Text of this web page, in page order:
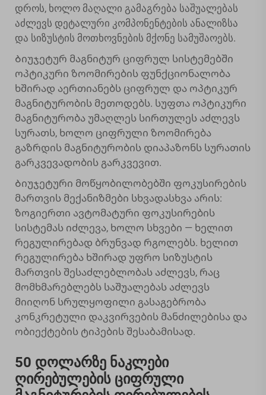
დროს, ხოლო მაღალი გამაგრება საშუალებას
აძლევს დეტალური კომპონენტების ანალიზსა
და სიზუსტის მოთხოვნების მქონე სამუშაოებს.
Ბიუჯეტურ მაგნიტურ ციფრულ სისტემებში
ოპტიკური ზოომირების ფუნქციონალობა
ხშირად აერთიანებს ციფრულ და ოპტიკურ
მაგნიტურობის მეთოდებს. სუფთა ოპტიკური
მაგნიტურობა უმაღლეს სირთულეს აძლევს
სურათს, ხოლო ციფრული ზოომირება
გაზრდის მაგნიტურობის დიაპაზონს სურათის
გარკვევადობის გარკვევით.
Ბიუჯეტური მოწყობილობებში ფოკუსირების
მართვის მექანიზმები სხვადასხვა არის:
ზოგიერთი ავტომატური ფოკუსირების
სისტემას იძლევა, ხოლო სხვები — ხელით
რეგულირებად ბრუნვად რგოლებს. ხელით
რეგულირება ხშირად უფრო სიზუსტის
მართვის შესაძლებლობას აძლევს, რაც
მომხმარებლებს საშუალებას აძლევს
მიიღონ სრულყოფილი გასაგებრობა
კონკრეტული დაკვირვების მანძილებისა და
ობიექტების ტიპების შესაბამისად.
50 დოლარზე ნაკლები
ღირებულების ციფრული